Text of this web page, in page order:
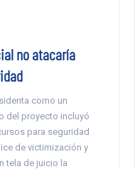
no atacaría
como un
del proyecto incluyó
para seguridad
de victimización y
tela de juicio la